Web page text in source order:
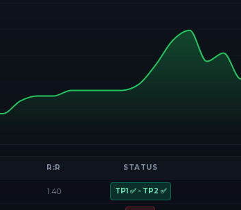
R:R STATUS
1.40 TP1 ✅ - TP2 ✅